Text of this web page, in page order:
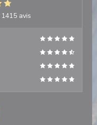
1415 avis